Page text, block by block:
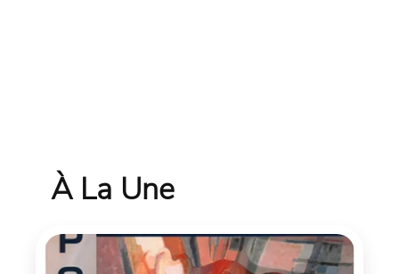
À La Une